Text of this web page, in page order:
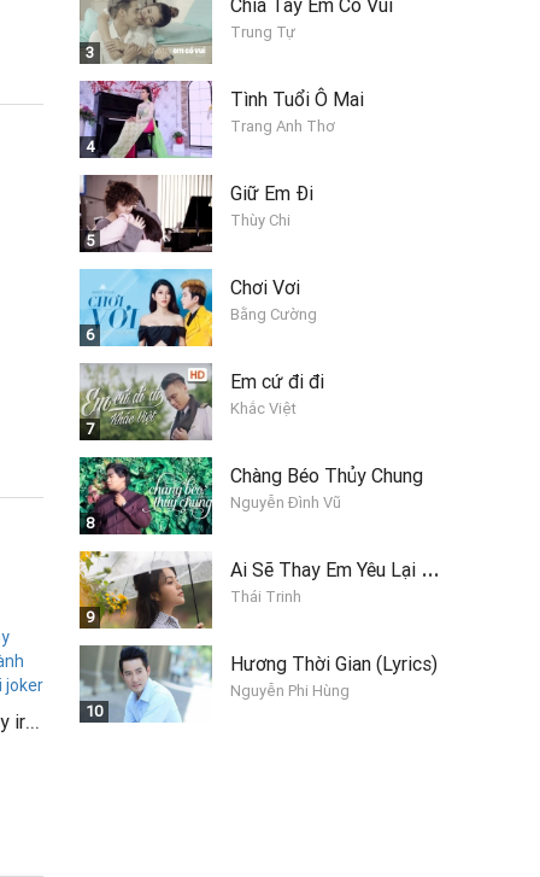
Baby spiderman vs baby ironman dừng động lực hành động phần 3 chiến đấu với joker
3
Chia Tay Em Có Vui
Trung Tự
4
Tình Tuổi Ô Mai
Trang Anh Thơ
5
Giữ Em Đi
Thùy Chi
6
Chơi Vơi
Bằng Cường
7
Em cứ đi đi
Khắc Việt
8
Chàng Béo Thủy Chung
Nguyễn Đình Vũ
9
A
i Sẽ Thay Em Yêu Lại Anh
Thái Trinh
10
Hương Thời Gian (Lyrics)
Nguyễn Phi Hùng